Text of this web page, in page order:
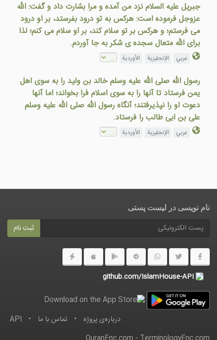
جبریل علیه السلام نزد من آمده و مرا بشارت داد و گفت: الله
عزوجل فرموده است: هرکس به تو درود بفرستد، بر او درود
می فرستم؛ و هرکس بر تو سلام کند، بر او سلام می کنم؛ لذا
برای الله متعال سجده ی شکر به جا آوردم.
عربي الإنجليزية الأوردية
رسول الله صلی الله علیه وسلم خالد بن ولید را به سوی اهل
یمن فرستاد تا آنها را به سوی اسلام فرا بخواند؛ اما آنها
دعوت او را نپذیرفتند؛ آنگاه رسول الله صلی الله علیه وسلم
علی بن ابی طالب را فرستاد.
عربي الإنجليزية الأوردية
نام نویسی در ليست پستى
ثبت نام
github.com/IslamHouse-API
درباره‌ى پروژه • تماس با ما •
API